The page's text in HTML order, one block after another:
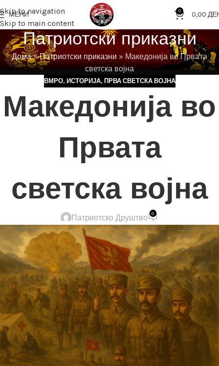
Skip to navigation
Skip to main content
МЕНИ 0 0,00
Патриотски приказни
Дома»Патриотски приказни » Македонија во Првата
светска војна
ВМРО, ИСТОРИЈА, ПРВА СВЕТСКА ВОЈНА
Македонија во
Првата
светска војна
Патриотско Друштво 0